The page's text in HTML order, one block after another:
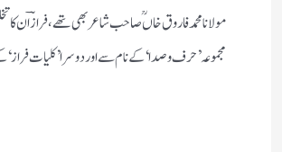
مولانا محمد فاروق خاں ؒ صاحب شاعر بھی تھے،فرازؔ ان کا
مجموعہ ’حرف و صدا‘ کے نام سے اور دوسرا ’کلیات